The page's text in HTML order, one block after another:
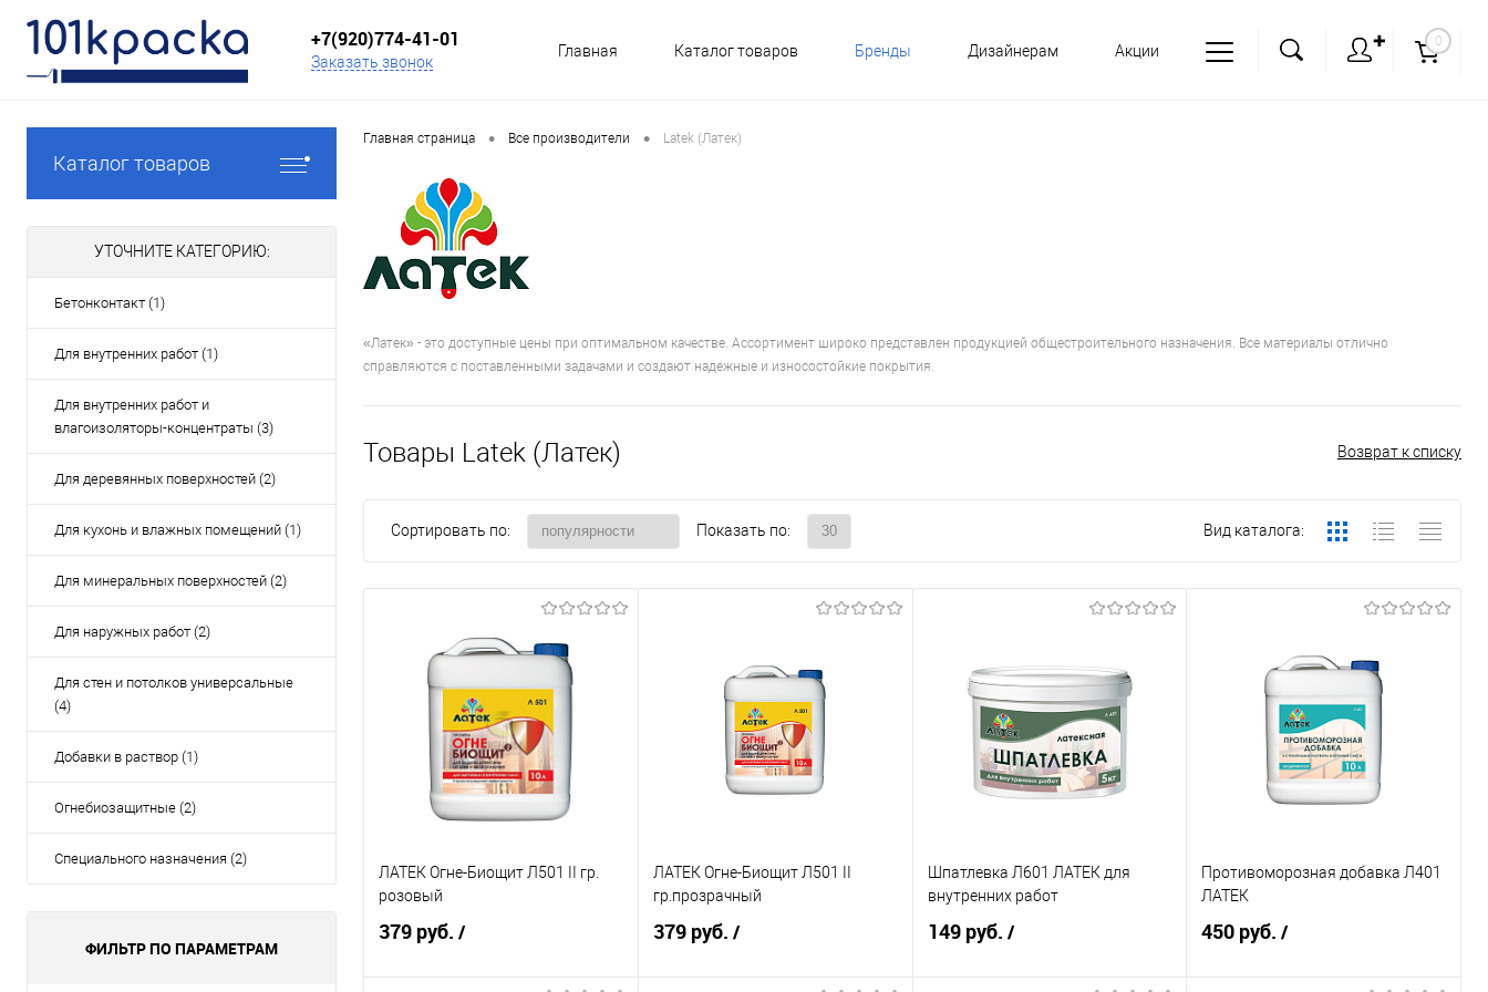
+7(920)774-41-01
Заказать звонок
Главная Каталог товаров Бренды Дизайнерам Акции
✚ 0
Каталог товаров
УТОЧНИТЕ КАТЕГОРИЮ:
Бетонконтакт (1)
Для внутренних работ (1)
Для внутренних работ и
влагоизоляторы-концентраты (3)
Для деревянных поверхностей (2)
Для кухонь и влажных помещений (1)
Для минеральных поверхностей (2)
Для наружных работ (2)
Для стен и потолков универсальные
(4)
Добавки в раствор (1)
Огнебиозащитные (2)
Специального назначения (2)
ФИЛЬТР ПО ПАРАМЕТРАМ
Главная страница • Все производители • Latek (Латек)
«Латек» - это доступные цены при оптимальном качестве. Ассортимент широко представлен продукцией общестроительного назначения. Все материалы отлично
справляются с поставленными задачами и создают надежные и износостойкие покрытия.
Возврат к списку
Товары Latek (Латек)
Сортировать по: Показать по: Вид каталога:
ЛАТЕК Огне-Биощит Л501 II гр.
розовый
379 руб. /
ЛАТЕК Огне-Биощит Л501 II
гр.прозрачный
379 руб. /
Шпатлевка Л601 ЛАТЕК для
внутренних работ
149 руб. /
Противоморозная добавка Л401
ЛАТЕК
450 руб./